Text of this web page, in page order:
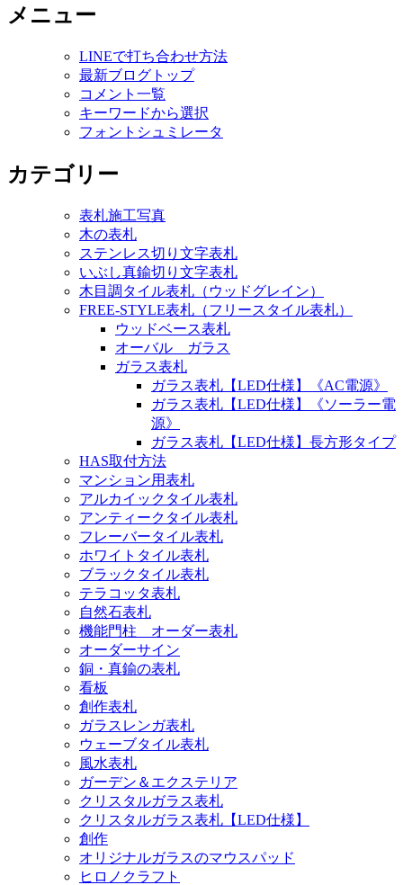
メニュー
LINEで打ち合わせ方法
最新ブログトップ
コメント一覧
キーワードから選択
フォントシュミレータ
カテゴリー
表札施工写真
木の表札
ステンレス切り文字表札
いぶし真鍮切り文字表札
木目調タイル表札（ウッドグレイン）
FREE-STYLE表札（フリースタイル表札）
ウッドベース表札
オーバル ガラス
ガラス表札
ガラス表札【LED仕様】《AC電源》
ガラス表札【LED仕様】《ソーラー電
源》
ガラス表札【LED仕様】長方形タイプ
HAS取付方法
マンション用表札
アルカイックタイル表札
アンティークタイル表札
フレーバータイル表札
ホワイトタイル表札
ブラックタイル表札
テラコッタ表札
自然石表札
機能門柱 オーダー表札
オーダーサイン
銅・真鍮の表札
看板
創作表札
ガラスレンガ表札
ウェーブタイル表札
風水表札
ガーデン＆エクステリア
クリスタルガラス表札
クリスタルガラス表札【LED仕様】
創作
オリジナルガラスのマウスパッド
ヒロノクラフト